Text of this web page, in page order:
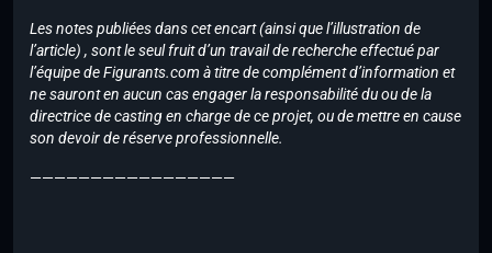
Les notes publiées dans cet encart (ainsi que l’illustration de
l’article) , sont le seul fruit d’un travail de recherche effectué par
l’équipe de Figurants.com à titre de complément d’information et
ne sauront en aucun cas engager la responsabilité du ou de la
directrice de casting en charge de ce projet, ou de mettre en cause
son devoir de réserve professionnelle.
—————————————————